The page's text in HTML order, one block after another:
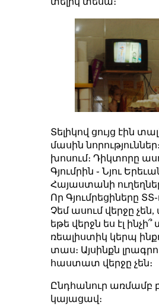
Տելիկով ցույց էին
մասին
խոսում։ Դիկտորը
Գյումրին ֊ Նյու
Հայաստանի
Որ Գյումրեցիները
Չեմ ասում վերջը
եթե վերջն ես էլ
ռեալիստիկ կերպ
տաս։ Այսինքն
հաստատ վերջը չեն։
Ընդհանուր առմամբ
կայացավ։